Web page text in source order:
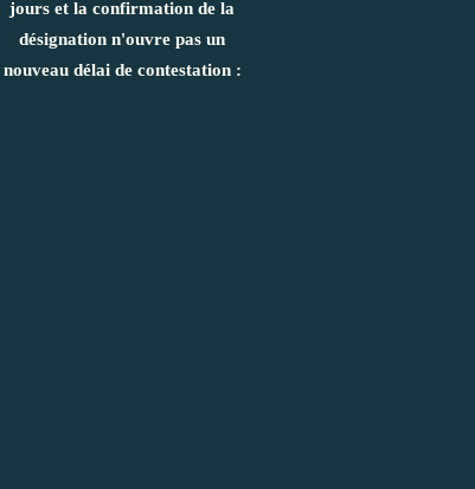
jours et la confirmation de la
désignation n'ouvre pas un
nouveau délai de contestation :